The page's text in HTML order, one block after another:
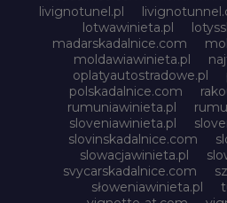
livignotunel.pl
lotwawinieta.pl
madarskadalnice.com
moldawiawinieta.pl
oplatyautostradowe.pl
polskadalnice.com
rumuniawinieta.pl
sloveniawinieta.pl
slovinskadalnice.com
slowacjawinieta.pl
svycarskadalnice.com
słoweniawinieta.pl